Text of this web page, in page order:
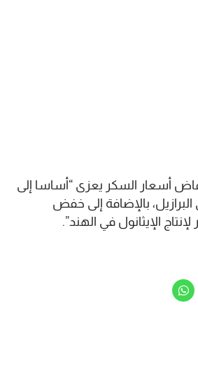
أسعار السكر يعزى “أساسا إلى
البرازيل، بالإضافة إلى خفض
الإيثانول في الهند”.
انقر
للمشاركة